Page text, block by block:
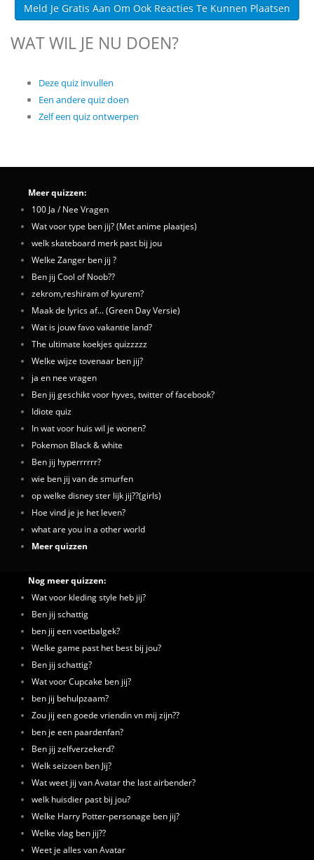
Meld Je Gratis Aan Om Ook Reacties Te Kunnen Plaatsen
WAT WIL JE NU DOEN?
Deze quiz invullen
Een andere quiz doen
Zelf een quiz ontwerpen
Meer quizzen:
100 Ja / Nee Vragen
Wat voor type ben jij? (Met anime plaatjes)
welk skateboard merk past bij jou
Welke Zanger ben jij ?
Ben jij Cool of Noob??
zekrom,reshiram of kyurem?
Maak de lyrics af... (Green Day Versie)
Wat is jouw favo vakantie land?
The ultimate koekjes quizzzzz
Welke wijze tovenaar ben jij?
ja en nee vragen
Ben jij geschikt voor hyves, twitter of facebook?
Idiote quiz
In wat voor huis wil je wonen?
Pokemon Black & white
Ben jij hyperrrrrr?
wie ben jij van de smurfen
op welke disney ster lijk jij??(girls)
Hoe vind je je het leven?
what are you in a other world
Meer quizzen
Nog meer quizzen:
Wat voor kleding style heb jij?
Ben jij schattig
ben jij een voetbalgek?
Welke game past het best bij jou?
Ben jij schattig?
Wat voor Cupcake ben jij?
ben jij behulpzaam?
Zou jij een goede vriendin vn mij zijn??
ben je een paardenfan?
Ben jij zelfverzekerd?
Welk seizoen ben Jij?
Wat weet jij van Avatar the last airbender?
welk huisdier past bij jou?
Welke Harry Potter-personage ben jij?
Welke vlag ben jij??
Weet je alles van Avatar